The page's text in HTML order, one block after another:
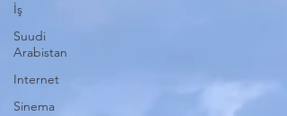
İş
Suudi
Arabistan
Internet
Sinema